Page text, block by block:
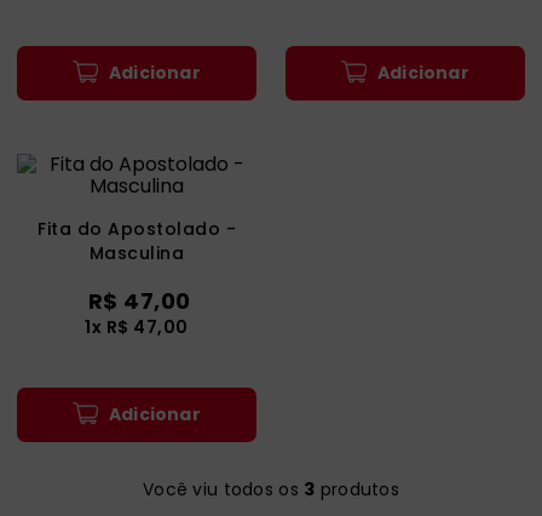
Adicionar Adicionar
Fita do Apostolado -
Masculina
R$ 47,00
1x R$ 47,00
Adicionar
Você viu todos os 3 produtos